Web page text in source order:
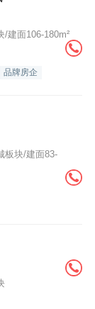
建面106-180m²
品牌房企
板块/建面83-